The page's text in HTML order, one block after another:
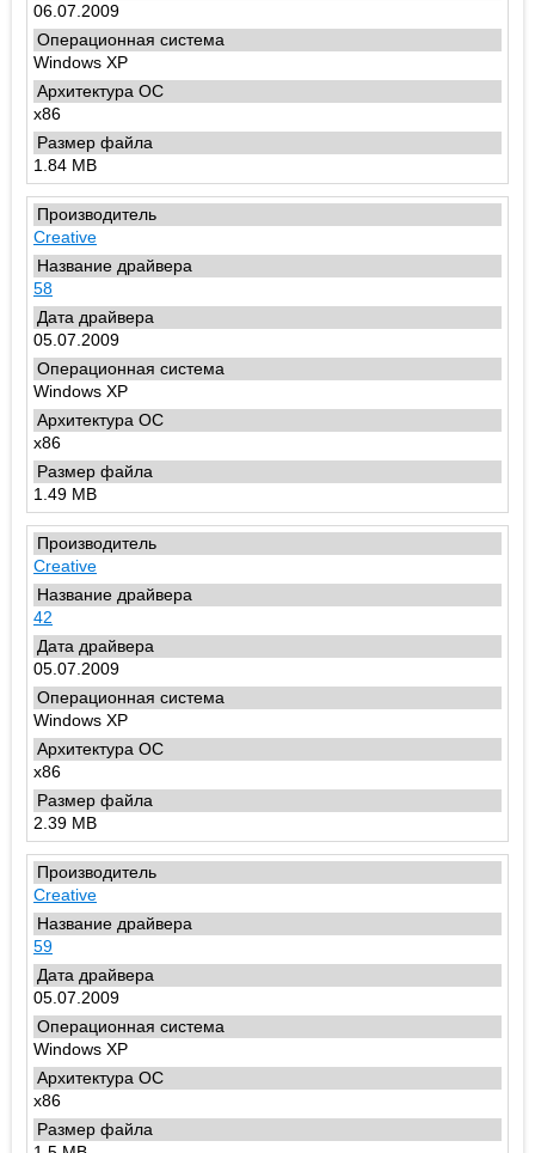
06.07.2009
Windows XP
x86
1.84 MB
Creative
58
05.07.2009
Windows XP
x86
1.49 MB
Creative
42
05.07.2009
Windows XP
x86
2.39 MB
Creative
59
05.07.2009
Windows XP
x86